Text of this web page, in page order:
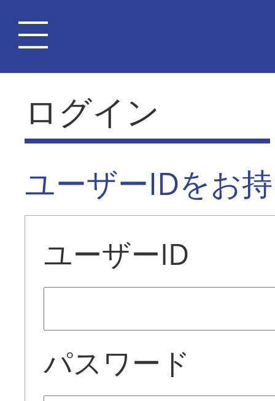
ログイン
ユーザーIDをお
ユーザーID
パスワード